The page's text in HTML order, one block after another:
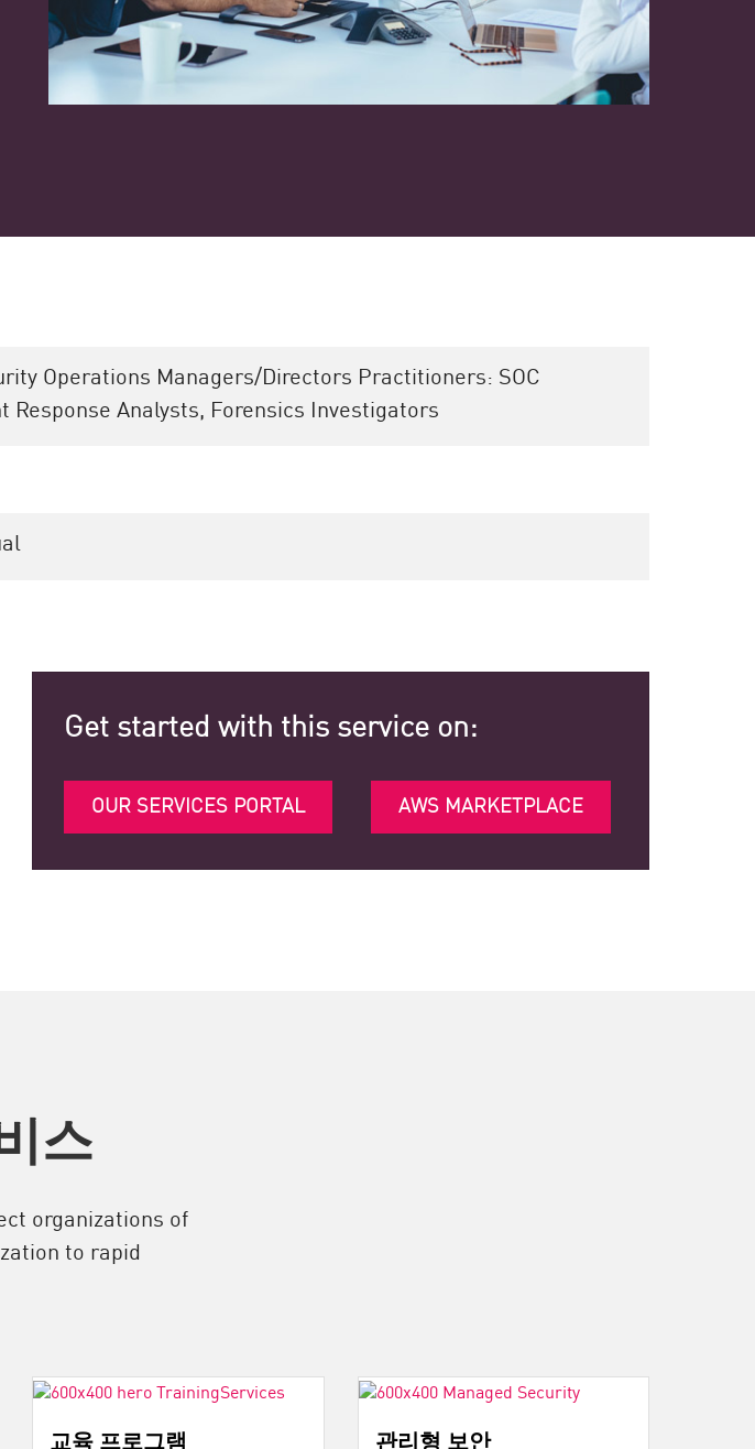
Operations Managers/Directors Practitioners: SOC
Response Analysts, Forensics Investigators
Get started with this service on:
OUR SERVICES PORTAL AWS MARKETPLACE
스
organizations of
to rapid
교육 프로그램 관리형 보안